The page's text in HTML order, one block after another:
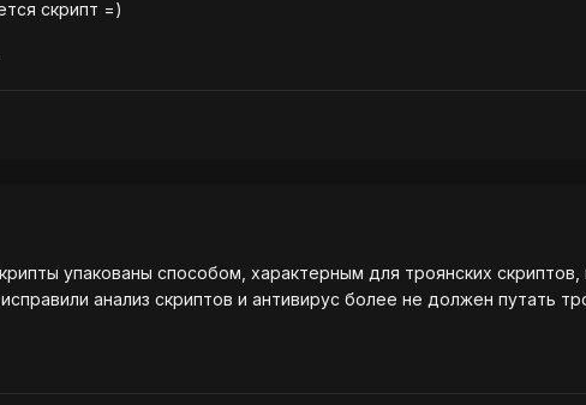
скрипт =)
упакованы способом, характерным для троянских
анализ скриптов и антивирус более не должен путать